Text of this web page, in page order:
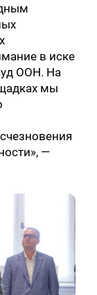
в иске
ООН. На
мы
—